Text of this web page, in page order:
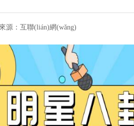
源：互聯(lián)網(wǎng)